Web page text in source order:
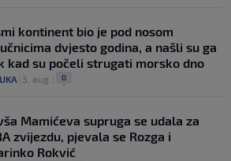
kontinent bio je pod nosom
dvjesto godina, a našli su ga
kad su počeli strugati morsko dno
3. aug. 0
Mamićeva supruga se udala za
zvijezdu, pjevala se Rozga i
Rokvić